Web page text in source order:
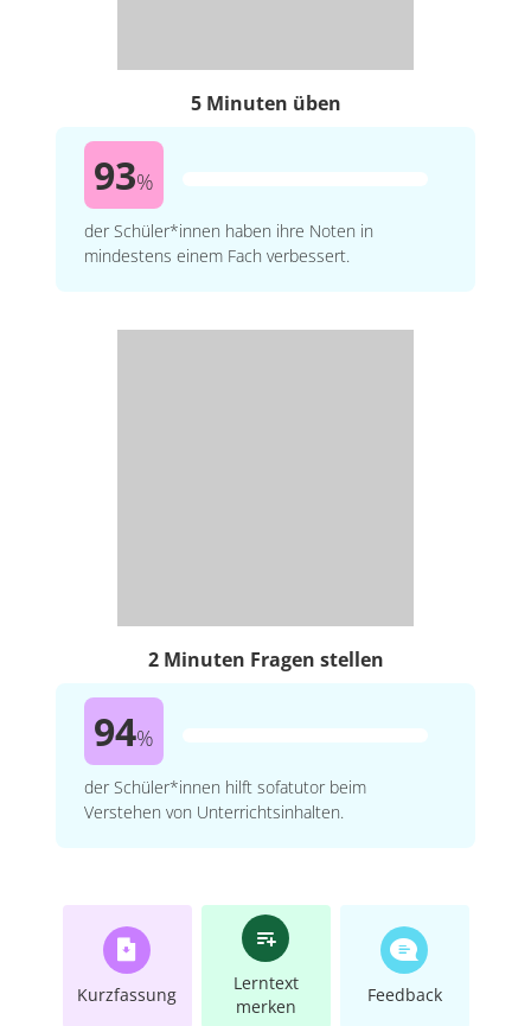
5 Minuten üben
93%
der Schüler*innen haben ihre Noten in
mindestens einem Fach verbessert.
2 Minuten Fragen stellen
94%
der Schüler*innen hilft sofatutor beim
Verstehen von Unterrichtsinhalten.
Kurzfassung
Lerntext
merken
Feedback